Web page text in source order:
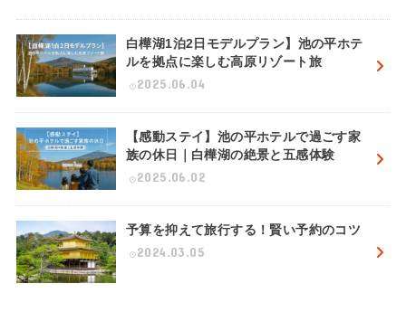
白樺湖1泊2日モデルプラン】池の平ホテ
ルを拠点に楽しむ高原リゾート旅
2025.06.04
【感動ステイ】池の平ホテルで過ごす家
族の休日｜白樺湖の絶景と五感体験
2025.06.02
予算を抑えて旅行する！賢い予約のコツ
2024.03.05